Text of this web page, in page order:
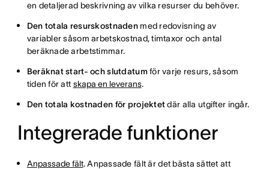
en detaljerad beskrivning av vilka resurser du behöver.
Den totala resurskostnadenmed redovisning av
variabler såsom arbetskostnad, timtaxor och antal
beräknade arbetstimmar.
Beräknat start- och slutdatumför varje resurs, såsom
tiden för att skapa en leverans.
Den totala kostnaden för projektetdär alla utgifter ingår.
Integrerade funktioner
Anpassade fält. Anpassade fält är det bästa sättet att